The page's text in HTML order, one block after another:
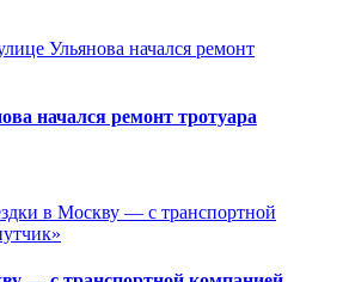
начался ремонт тротуара